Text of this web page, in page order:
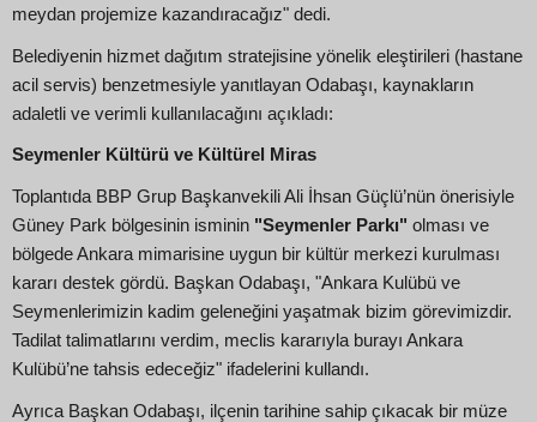
meydan projemize kazandıracağız" dedi.
Belediyenin hizmet dağıtım stratejisine yönelik eleştirileri (hastane
acil servis) benzetmesiyle yanıtlayan Odabaşı, kaynakların
adaletli ve verimli kullanılacağını açıkladı:
Seymenler Kültürü ve Kültürel Miras
Toplantıda BBP Grup Başkanvekili Ali İhsan Güçlü’nün önerisiyle
Güney Park bölgesinin isminin "Seymenler Parkı" olması ve
bölgede Ankara mimarisine uygun bir kültür merkezi kurulması
kararı destek gördü. Başkan Odabaşı, "Ankara Kulübü ve
Seymenlerimizin kadim geleneğini yaşatmak bizim görevimizdir.
Tadilat talimatlarını verdim, meclis kararıyla burayı Ankara
Kulübü’ne tahsis edeceğiz" ifadelerini kullandı.
Ayrıca Başkan Odabaşı, ilçenin tarihine sahip çıkacak bir müze